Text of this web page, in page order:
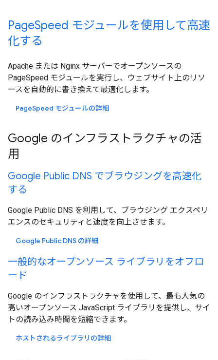
PageSpeed モジュールを使用して高速
化する
Apache または Nginx サーバーでオープンソースの
PageSpeed モジュールを実行し、ウェブサイト上のリソ
ースを自動的に書き換えて最適化します。
PageSpeed モジュールの詳細
Google のインフラストラクチャの活
用
Google Public DNS でブラウジングを高速化
する
Google Public DNS を利用して、ブラウジング エクスペリ
エンスのセキュリティと速度を向上させます。
Google Public DNS の詳細
一般的なオープンソース ライブラリをオフロ
ード
Google のインフラストラクチャを使用して、最も人気の
高いオープンソース JavaScript ライブラリを提供し、サイ
トの読み込み時間を短縮できます。
ホストされるライブラリの詳細